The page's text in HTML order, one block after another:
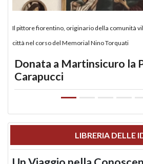
Il pittore fiorentino, originario della comunità
città nel corso del Memorial Nino Torquati
Donata a Martinsicuro la
Carapucci
LIBRERIA DELLE